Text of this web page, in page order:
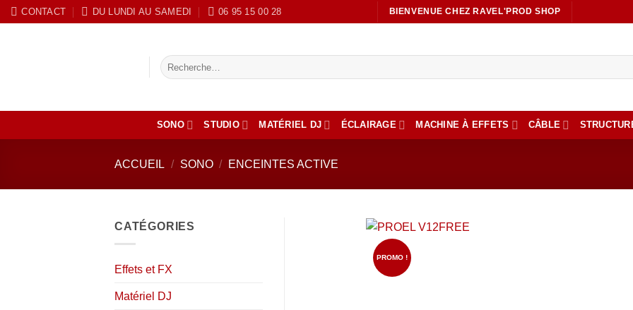
Passer
au
CONTACT DU LUNDI AU SAMEDI ‭06 95 15 00 28 BIENVENUE CHEZ RAVEL'PROD SHOP
Recherche
pour :
SONO STUDIO MATÉRIEL DJ ÉCLAIRAGE MACHINE À EFFETS CÂBLE
ACCUEIL / SONO / ENCEINTES ACTIVE
CATÉGORIES
Effets et FX
Matériel DJ
PROMO !